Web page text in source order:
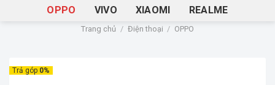
OPPO
VIVO XIAOMI REALME
Trang chủ / Điện thoại / OPPO
Trả góp 0%